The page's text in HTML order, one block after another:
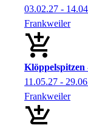
03.02.27 -
Frankweiler
11.05.27 -
Frankweiler